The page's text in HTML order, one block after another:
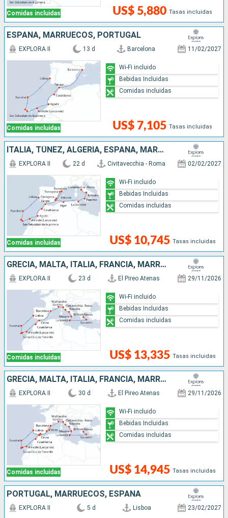
Comidas incluidas US$ 5,880 Tasas incluidas
ESPAÑA, MARRUECOS, PORTUGAL
Comidas incluidas
EXPLORA II 13 d Barcelona 11/02/2027
US$ 7,105 Tasas incluidas
Wi-Fi incluido
Bebidas Incluidas
Comidas incluidas
ITALIA, TÚNEZ, ALGERIA, ESPAÑA, MARRUECOS, PORTUGAL
Comidas incluidas
EXPLORA II 22 d Civitavecchia - Roma 02/02/2027
US$ 10,745 Tasas incluidas
Wi-Fi incluido
Bebidas Incluidas
Comidas incluidas
GRECIA, MALTA, ITALIA, FRANCIA, MARRUECOS, ESPAÑA, PORTUGAL
Comidas incluidas
EXPLORA II 23 d El Pireo Atenas 29/11/2026
US$ 13,335 Tasas incluidas
Wi-Fi incluido
Bebidas Incluidas
Comidas incluidas
GRECIA, MALTA, ITALIA, FRANCIA, MARRUECOS, PORTUGAL, ESPAÑA
Comidas incluidas
EXPLORA II 30 d El Pireo Atenas 29/11/2026
US$ 14,945 Tasas incluidas
Wi-Fi incluido
Bebidas Incluidas
Comidas incluidas
PORTUGAL, MARRUECOS, ESPAÑA
EXPLORA II 5 d Lisboa 23/02/2027